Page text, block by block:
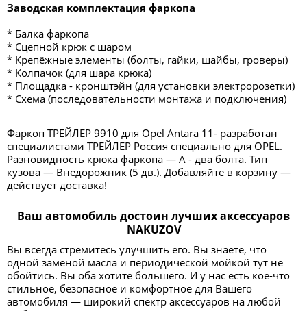
Заводская комплектация фаркопа
* Балка фаркопа
* Сцепной крюк с шаром
* Крепёжные элементы (болты, гайки, шайбы, гроверы)
* Колпачок (для шара крюка)
* Площадка - кронштэйн (для установки электророзетки)
* Схема (последовательности монтажа и подключения)
Фаркоп ТРЕЙЛЕР 9910 для Opel Antara 11- разработан
специалистами ТРЕЙЛЕР Россия специально для OPEL.
Разновидность крюка фаркопа — А - два болта. Тип
кузова — Внедорожник (5 дв.). Добавляйте в корзину —
действует доставка!
Ваш автомобиль достоин лучших аксессуаров
NAKUZOV
Вы всегда стремитесь улучшить его. Вы знаете, что
одной заменой масла и периодической мойкой тут не
обойтись. Вы оба хотите большего. И у нас есть кое-что
стильное, безопасное и комфортное для Вашего
автомобиля — широкий спектр аксессуаров на любой